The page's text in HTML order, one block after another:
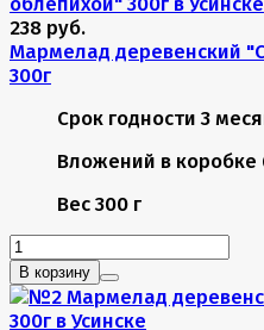
238 руб.
Мармелад деревенский
300г
Срок годности 3
Вложений в коробке
Вес 300 г
В корзину